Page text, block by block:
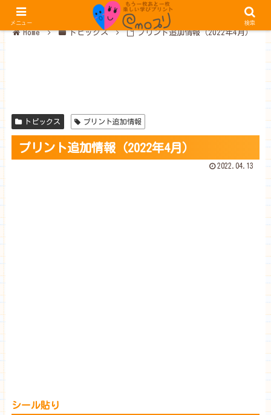
Home トピックス プリント追加情報（2022年4月）
トピックス プリント追加情報
プリント追加情報（2022年4月）
2022.04.13
シール貼り
メニュー 検索